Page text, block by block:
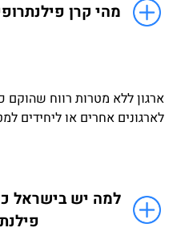
מהי קרן
ארגון ללא מטרות רווח שהוקם
לארגונים אחרים או ליחידים
למה יש בישראל